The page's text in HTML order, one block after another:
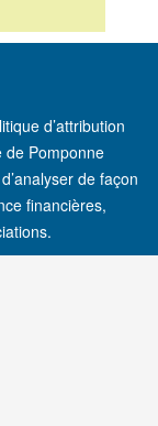
d’attribution
de Pomponne
de façon
financières,